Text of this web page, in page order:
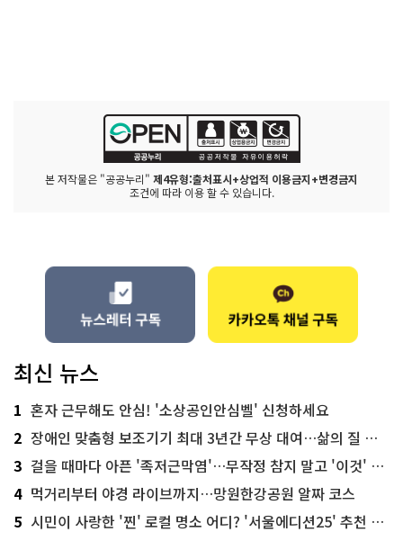
본 저작물은 "공공누리" 제4유형:출처표시+상업적 이용금지+변경금지
조건에 따라 이용 할 수 있습니다.
최신 뉴스
1 혼자 근무해도 안심! '소상공인안심벨' 신청하세요
2 장애인 맞춤형 보조기기 최대 3년간 무상 대여…삶의 질 높인다
3 걸을 때마다 아픈 '족저근막염'…무작정 참지 말고 '이것' 해보세요!
4 먹거리부터 야경 라이브까지…망원한강공원 알짜 코스
5 시민이 사랑한 '찐' 로컬 명소 어디? '서울에디션25' 추천 코스